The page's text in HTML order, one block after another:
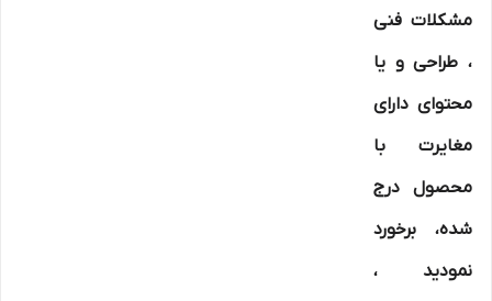
مشکلات فنی
، طراحی و یا
محتوای دارای
مغایرت با
محصول درج
شده، برخورد
نمودید ،